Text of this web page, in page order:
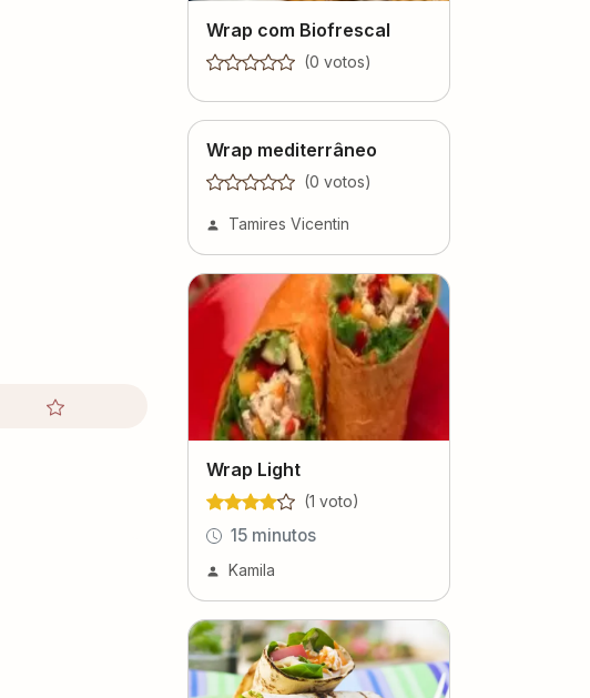
Wrap com Biofrescal
(0 votos)
Wrap mediterrâneo
(0 votos)
Tamires Vicentin
Wrap Light
(1 voto)
15 minutos
Kamila